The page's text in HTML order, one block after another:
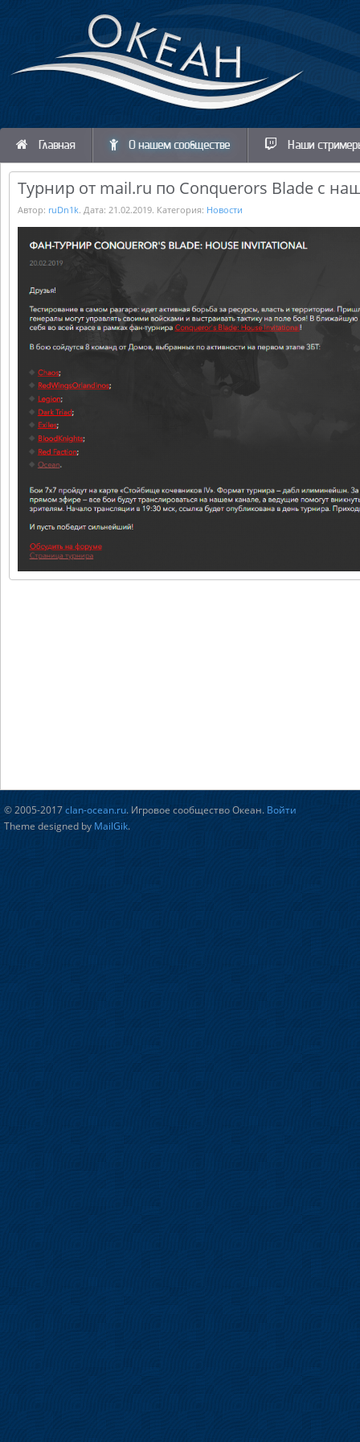
Главная О нашем сообществе Наши
Турнир от mail.ru по Conquerors Blade с
Автор: ruDn1k. Дата: 21.02.2019. Категория: Новости
© 2005-2017clan-ocean.ru. Игровое сообщество Океан. Войти
Theme designed by MailGik.